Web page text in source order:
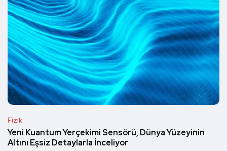
Fizik
Yeni Kuantum Yerçekimi Sensörü, Dünya Yüzeyinin
Altını Eşsiz Detaylarla İnceliyor